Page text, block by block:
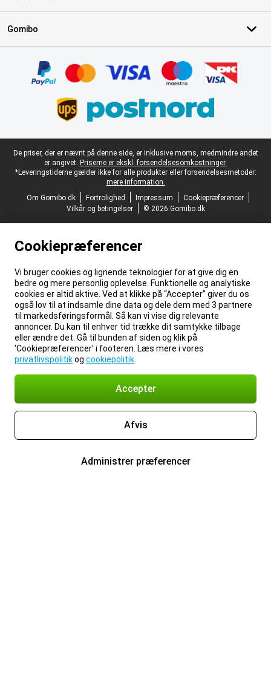
Gomibo
Juridisk fodtekst
De priser, der er nævnt på denne side, er inklusive moms, medmindre andet
er angivet. Priserne er ekskl. forsendelsesomkostninger.
*Leveringstiderne gælder ikke for alle produkter eller forsendelsesmetoder:
mere information.
Om Gomibo.dk
Fortrolighed Impressum
Cookiepræferencer
Vilkår og betingelser
© 2026 Gomibo.dk
Cookiepræferencer
Vi bruger cookies og lignende teknologier for at give dig en
bedre og mere personlig oplevelse. Funktionelle og analytiske
cookies er altid aktive. Ved at klikke på “Accepter” giver du os
også lov til at indsamle dine data og dele dem med 3 partnere
til markedsføringsformål. Så kan vi vise dig relevante
annoncer. Du kan til enhver tid trække dit samtykke tilbage
eller ændre det. Gå til bunden af siden og klik på
'Cookiepræferencer' i footeren. Læs mere i vores
privatlivspolitikog cookiepolitik
Accepter
Afvis
Administrer præferencer